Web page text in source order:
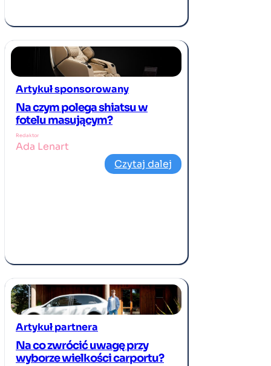
Artykuł sponsorowany
Na czym polega shiatsu w
fotelu masującym?
Redaktor
Ada Lenart
Czytaj dalej
Artykuł partnera
Na co zwrócić uwagę przy
wyborze wielkości carportu?